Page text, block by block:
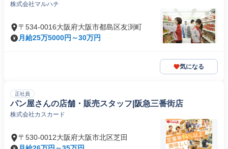
株式会社マルハチ
〒534-0016大阪府大阪市都島区友渕町
月給25万5000円～30万円
気になる
正社員
パン屋さんの店舗・販売スタッフ|阪急三番街店
株式会社カスカード
〒530-0012大阪府大阪市北区芝田